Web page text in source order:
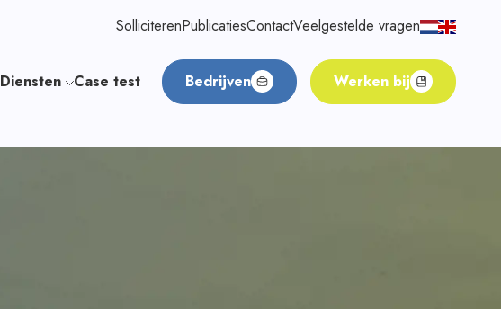
SolliciterenPublicatiesContactVeelgestelde vragen
Diensten Case test Bedrijven Werken bij